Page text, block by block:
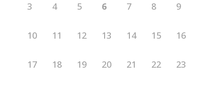
3 4 5 6 7 8 9
10 11 12 13 14 15 16
17 18 19 20 21 22 23